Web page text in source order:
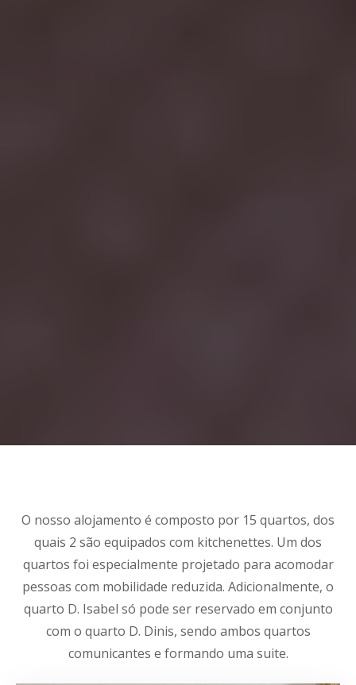
O nosso alojamento é composto por 15 quartos, dos
quais 2 são equipados com kitchenettes. Um dos
quartos foi especialmente projetado para acomodar
pessoas com mobilidade reduzida. Adicionalmente, o
quarto D. Isabel só pode ser reservado em conjunto
com o quarto D. Dinis, sendo ambos quartos
comunicantes e formando uma suite.